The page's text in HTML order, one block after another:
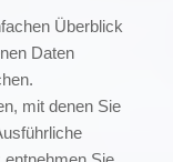
Überblick
Daten
mit denen Sie